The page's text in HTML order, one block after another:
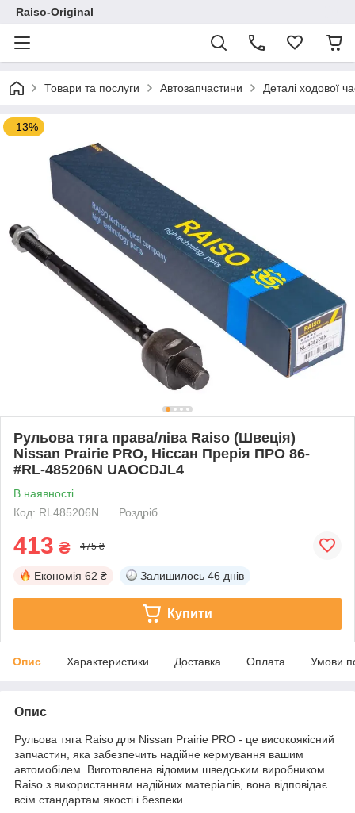
Raiso-Original
Товари та послуги Автозапчастини Деталі ходової
–13%
Рульова тяга права/ліва Raiso (Швеція)
Nissan Prairie PRO, Ніссан Прерія ПРО 86-
#RL-485206N UAOCDJL4
В наявності
Код: RL485206N
Роздріб
413 ₴ 475 ₴
Економія 62 ₴ Залишилось 46 днів
Купити
Опис Характеристики Доставка Оплата Умови
Опис
Рульова тяга Raiso для Nissan Prairie PRO - це високоякісний
запчастин, яка забезпечить надійне кермування вашим
автомобілем. Виготовлена відомим шведським виробником
Raiso з використанням надійних матеріалів, вона відповідає
всім стандартам якості і безпеки.